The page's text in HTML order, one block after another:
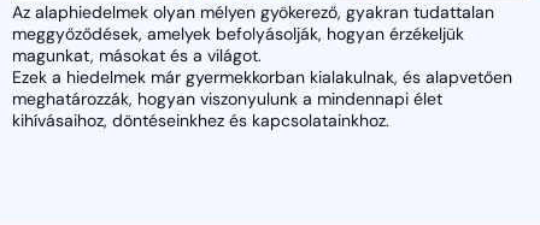
Az alaphiedelmek olyan mélyen gyökerező, gyakran tudattalan
meggyőződések, amelyek befolyásolják, hogyan érzékeljük
magunkat, másokat és a világot.
Ezek a hiedelmek már gyermekkorban kialakulnak, és alapvetően
meghatározzák, hogyan viszonyulunk a mindennapi élet
kihívásaihoz, döntéseinkhez és kapcsolatainkhoz.